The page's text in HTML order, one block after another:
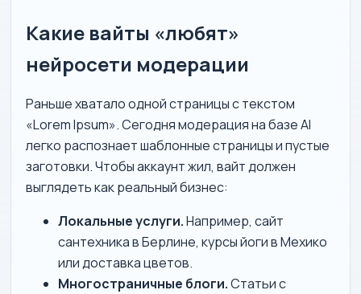
Какие вайты «любят»
нейросети модерации
Раньше хватало одной страницы с текстом
«Lorem Ipsum». Сегодня модерация на базе AI
легко распознает шаблонные страницы и пустые
заготовки. Чтобы аккаунт жил, вайт должен
выглядеть как реальный бизнес:
Локальные услуги.Например, сайт
сантехника в Берлине, курсы йоги в Мехико
или доставка цветов.
Многостраничные блоги.Статьи с